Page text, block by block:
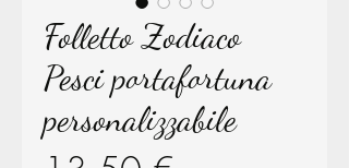
Folletto Zodiaco
Pesci portafortuna
personalizzabile